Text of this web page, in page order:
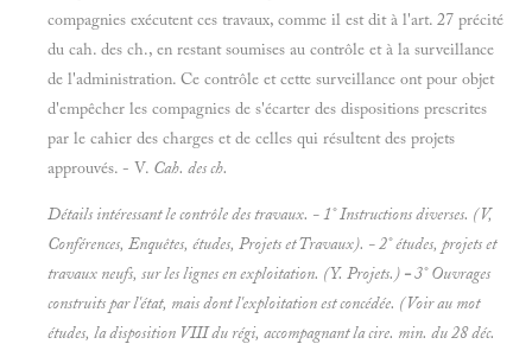
compagnies exécutent ces travaux, comme il est dit à l'art. 27 précité
du cah. des ch., en restant soumises au contrôle et à la surveillance
de l'administration. Ce contrôle et cette surveillance ont pour objet
d'empêcher les compagnies de s'écarter des dispositions prescrites
par le cahier des charges et de celles qui résultent des projets
approuvés. - V. Cah. des ch.
Détails intéressant le contrôle des travaux. - 1° Instructions diverses. (V,
Conférences, Enquêtes, études, ProjetsetTravaux). - 2° études, projets et
travaux neufs, sur les lignes en exploitation. (Y. Projets.) -3° Ouvrages
construits par l'état, mais dont l'exploitation est concédée. (Voir au mot
études, la disposition VIII du régi, accompagnant la cire. min. du 28 déc.